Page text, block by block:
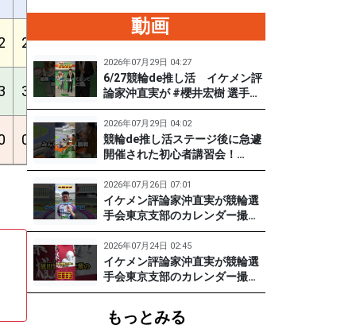
2 2 2 4 11 11% 21% 42%
3 1 6 2 12 5% 33% 43%
0 7 2 3 11 30% 39% 52%
動画
2026年07月29日 04:27
6/27競輪de推し活 イケメン評
論家沖直実が #櫻井宏樹 選手を
迎えてズバズバ聞きまくり！
#PR #松戸けいりん #和田健太
郎
2026年07月29日 04:02
競輪de推し活ステージ後に急遽
開催された初心者講習会！
（6/27) 冨田卓さんの講習を受
けて、初めてチャレンジした女
子たち。果たして…？ #PR #松
戸けいりん #和田健太郎 #沖直
実
2026年07月26日 07:01
イケメン評論家沖直実が競輪選
手会東京支部のカレンダー撮影
に突撃！笑顔がかわいい期待の
129期齋藤宏樹選手登場！ #pr #
松戸けいりん
2026年07月24日 02:45
イケメン評論家沖直実が競輪選
手会東京支部のカレンダー撮影
に突撃！イケオジ少年隊登場！
#PR #松戸けいりん #川口満広
もっとみる